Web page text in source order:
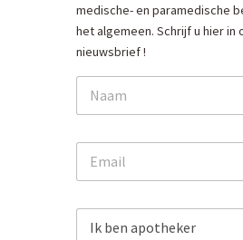
medische- en paramedische
het algemeen. Schrijf u hier in
nieuwsbrief !
N
m
E
a
D